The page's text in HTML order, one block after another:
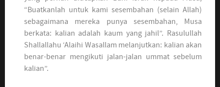
“Buatkanlah untuk kami sesembahan (selain Allah)
sebagaimana mereka punya sesembahan, Musa
berkata: kalian adalah kaum yang jahil”. Rasulullah
Shallallahu ‘Alaihi Wasallam melanjutkan: kalian akan
benar-benar mengikuti jalan-jalan ummat sebelum
kalian”.